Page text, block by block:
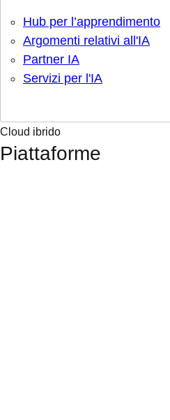
Hub per l’apprendimento
Argomenti relativi all'IA
Partner IA
Servizi per l'IA
Cloud ibrido
Piattaforme